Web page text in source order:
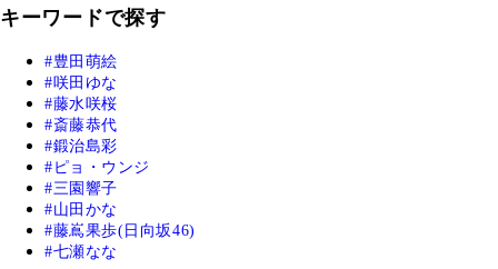
キーワードで探す
豊田萌絵
咲田ゆな
藤水咲桜
斎藤恭代
鍛治島彩
ピョ・ウンジ
三園響子
山田かな
藤嶌果歩(日向坂46)
七瀬なな